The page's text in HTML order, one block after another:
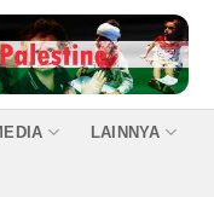
LAINNYA